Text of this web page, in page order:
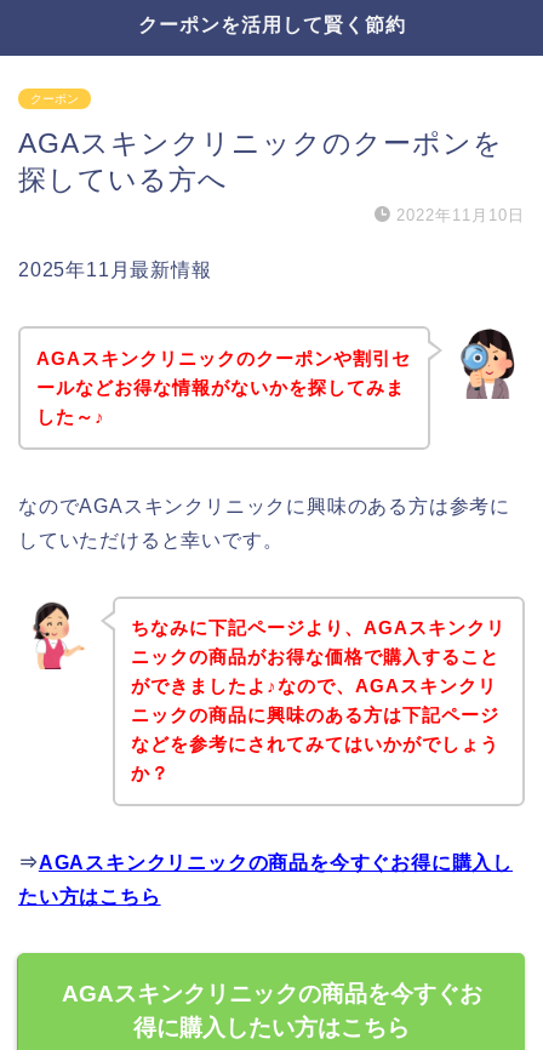
クーポンを活用して賢く節約
クーポン
AGAスキンクリニックのクーポンを
探している方へ
2022年11月10日
2025年11月最新情報
AGAスキンクリニックのクーポンや割引セ
ールなどお得な情報がないかを探してみま
した～♪
なのでAGAスキンクリニックに興味のある方は参考に
していただけると幸いです。
ちなみに下記ページより、AGAスキンクリ
ニックの商品がお得な価格で購入すること
ができましたよ♪なので、AGAスキンクリ
ニックの商品に興味のある方は下記ページ
などを参考にされてみてはいかがでしょう
か？
⇒AGAスキンクリニックの商品を今すぐお得に購入し
たい方はこちら
AGAスキンクリニックの商品を今すぐお
得に購入したい方はこちら